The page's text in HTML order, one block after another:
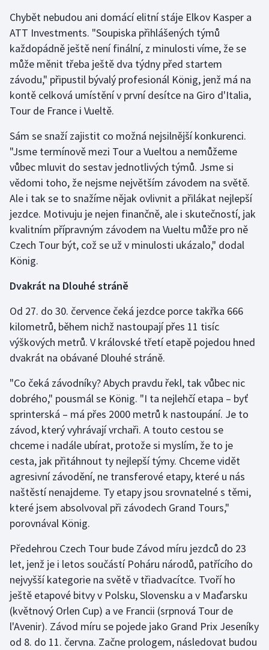
Chybět nebudou ani domácí elitní stáje Elkov Kasper a
ATT Investments. "Soupiska přihlášených týmů
každopádně ještě není finální, z minulosti víme, že se
může měnit třeba ještě dva týdny před startem
závodu," připustil bývalý profesionál König, jenž má na
kontě celková umístění v první desítce na Giro d'Italia,
Tour de France i Vueltě.
Sám se snaží zajistit co možná nejsilnější konkurenci.
"Jsme termínově mezi Tour a Vueltou a nemůžeme
vůbec mluvit do sestav jednotlivých týmů. Jsme si
vědomi toho, že nejsme největším závodem na světě.
Ale i tak se to snažíme nějak ovlivnit a přilákat nejlepší
jezdce. Motivuju je nejen finančně, ale i skutečností, jak
kvalitním přípravným závodem na Vueltu může pro ně
Czech Tour být, což se už v minulosti ukázalo," dodal
König.
Dvakrát na Dlouhé stráně
Od 27. do 30. července čeká jezdce porce takřka 666
kilometrů, během nichž nastoupají přes 11 tisíc
výškových metrů. V královské třetí etapě pojedou hned
dvakrát na obávané Dlouhé stráně.
"Co čeká závodníky? Abych pravdu řekl, tak vůbec nic
dobrého," pousmál se König. "I ta nejlehčí etapa – byť
sprinterská – má přes 2000 metrů k nastoupání. Je to
závod, který vyhrávají vrchaři. A touto cestou se
chceme i nadále ubírat, protože si myslím, že to je
cesta, jak přitáhnout ty nejlepší týmy. Chceme vidět
agresivní závodění, ne transferové etapy, které u nás
naštěstí nenajdeme. Ty etapy jsou srovnatelné s těmi,
které jsem absolvoval při závodech Grand Tours,"
porovnával König.
Předehrou Czech Tour bude Závod míru jezdců do 23
let, jenž je i letos součástí Poháru národů, patřícího do
nejvyšší kategorie na světě v třiadvacítce. Tvoří ho
ještě etapové bitvy v Polsku, Slovensku a v Maďarsku
(květnový Orlen Cup) a ve Francii (srpnová Tour de
l'Avenir). Závod míru se pojede jako Grand Prix Jeseníky
od 8. do 11. června. Začne prologem, následovat budou